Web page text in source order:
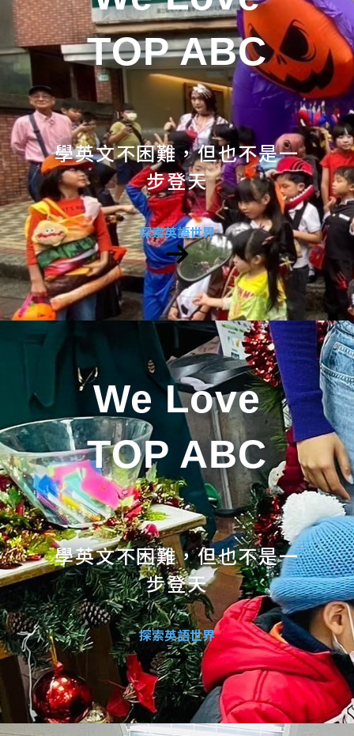
TOP ABC
學英文不困難，但也不是一
步登天
探索英語世界
We Love
TOP ABC
學英文不困難，但也不是一
步登天
探索英語世界